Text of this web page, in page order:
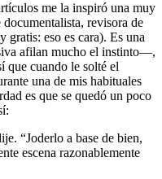
me la inspiró una muy
documentalista, revisora de
eso es cara). Es una
afilan mucho el instinto—,
que cuando le solté el
una de mis habituales
es que se quedó un poco
“Joderlo a base de bien,
escena razonablemente